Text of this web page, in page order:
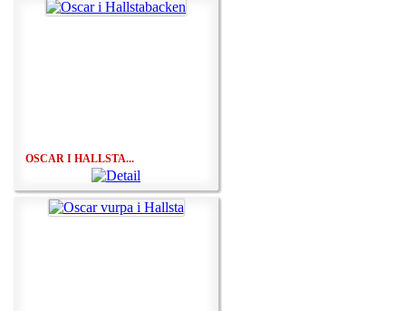
OSCAR I HALLSTA...